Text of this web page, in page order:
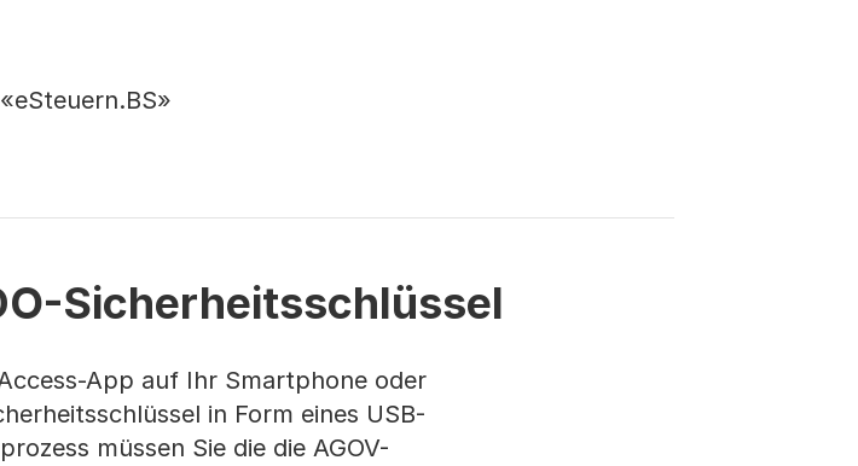
Sicherheitsschlüssel
App auf Ihr Smartphone oder
in Form eines USB-
müssen Sie die die AGOV-